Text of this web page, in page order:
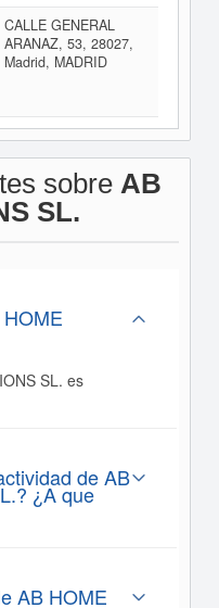
CALLE GENERAL
ARANAZ, 53, 28027,
Madrid, MADRID
sobre AB
SL.
SL. es
de AB
¿A que
AB HOME